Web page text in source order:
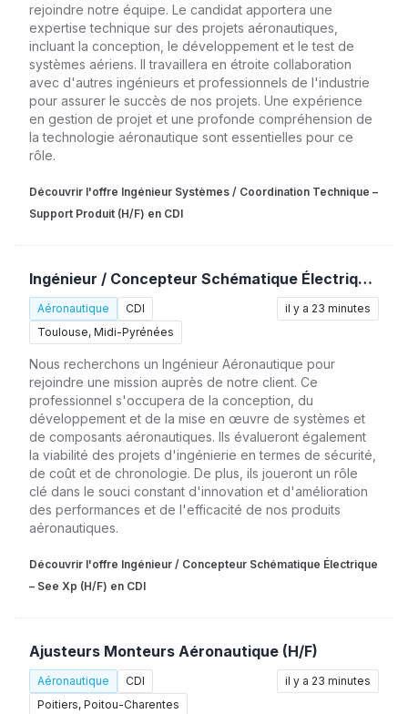
rejoindre notre équipe. Le candidat apportera une
expertise technique sur des projets aéronautiques,
incluant la conception, le développement et le test de
systèmes aériens. Il travaillera en étroite collaboration
avec d'autres ingénieurs et professionnels de l'industrie
pour assurer le succès de nos projets. Une expérience
en gestion de projet et une profonde compréhension de
la technologie aéronautique sont essentielles pour ce
rôle.
Découvrir l'offre Ingénieur Systèmes / Coordination Technique –
Support Produit (H/F) en CDI
Ingénieur / Concepteur Schématique Électrique – See Xp (H/F)
Aéronautique
CDI
Toulouse, Midi-Pyrénées
il y a 23 minutes
Nous recherchons un Ingénieur Aéronautique pour
rejoindre une mission auprès de notre client. Ce
professionnel s'occupera de la conception, du
développement et de la mise en œuvre de systèmes et
de composants aéronautiques. Ils évalueront également
la viabilité des projets d'ingénierie en termes de sécurité,
de coût et de chronologie. De plus, ils joueront un rôle
clé dans le souci constant d'innovation et d'amélioration
des performances et de l'efficacité de nos produits
aéronautiques.
Découvrir l'offre Ingénieur / Concepteur Schématique Électrique
– See Xp (H/F) en CDI
Ajusteurs Monteurs Aéronautique (H/F)
Aéronautique
CDI
Poitiers, Poitou-Charentes
il y a 23 minutes